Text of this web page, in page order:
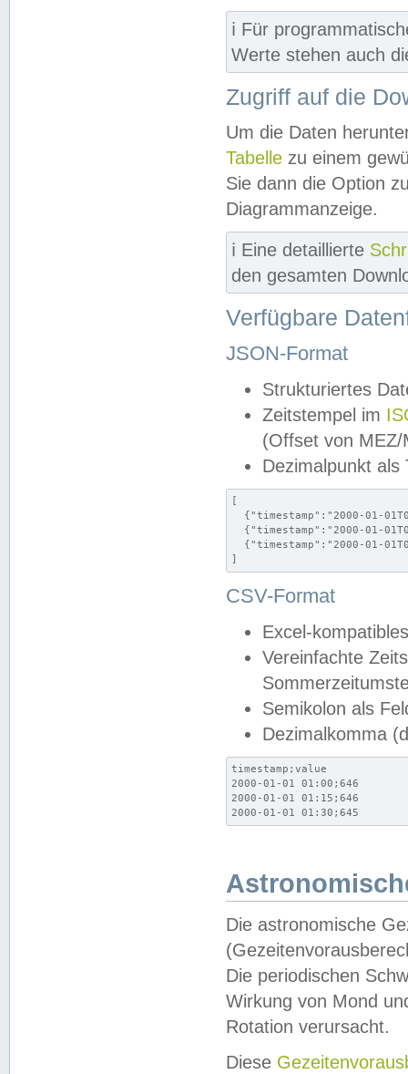
ℹ️ Für
Werte stehen auch
Zugriff auf die
Um die Daten
Tabelle zu einem
Sie dann die Option
Diagrammanzeige.
ℹ️ Eine detaillierte
den gesamten
Verfügbare
JSON-Format
Strukturiertes
Zeitstempel im
(Offset von MEZ/
Dezimalpunkt als
[
{"timestamp":"2000-01-
{"timestamp":"2000-01-
{"timestamp":"2000-01-
]
CSV-Format
Excel-
Vereinfachte
Semikolon als
Dezimalkomma
timestamp;value
2000-01-01 01:00;646
2000-01-01 01:15;646
2000-01-01 01:30;645
Die astronomische
Die periodischen
Wirkung von Mond
Rotation verursacht.
Diese